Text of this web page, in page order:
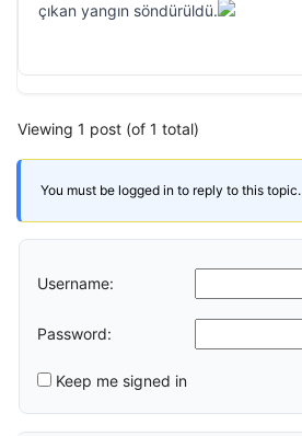
çıkan yangın söndürüldü.
Viewing 1 post (of 1 total)
You must be logged in to reply to this topic.
Username:
Password:
Keep me signed in